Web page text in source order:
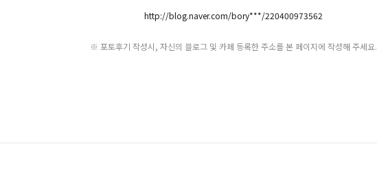
http://blog.naver.com/bory***/220400973562
※ 포토후기 작성시, 자신의 블로그 및 카페 등록한 주소를 본 페이지에 작성해 주세요.